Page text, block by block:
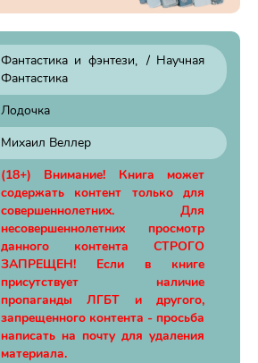
Фантастика и фэнтези / Научная
Фантастика
Лодочка
Михаил Веллер
(18+) Внимание! Книга может
содержать контент только для
совершеннолетних. Для
несовершеннолетних просмотр
данного контента СТРОГО
ЗАПРЕЩЕН! Если в книге
присутствует наличие
пропаганды ЛГБТ и другого,
запрещенного контента - просьба
написать на почту для удаления
материала.